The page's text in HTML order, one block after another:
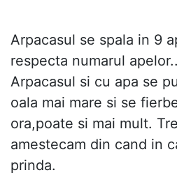
Arpacasul se spala in 9
respecta numarul
Arpacasul si cu apa se
oala mai mare si se
ora,poate si mai mult.
amestecam din cand in
prinda.